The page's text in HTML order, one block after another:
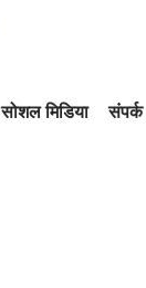
सोशल मिडिया संपर्क